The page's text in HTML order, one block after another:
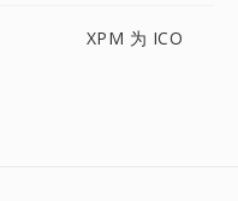
XPM 为 ICO